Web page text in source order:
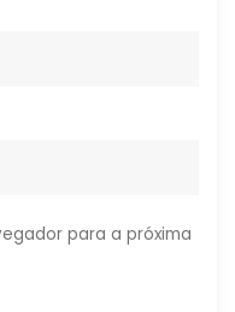
para a próxima